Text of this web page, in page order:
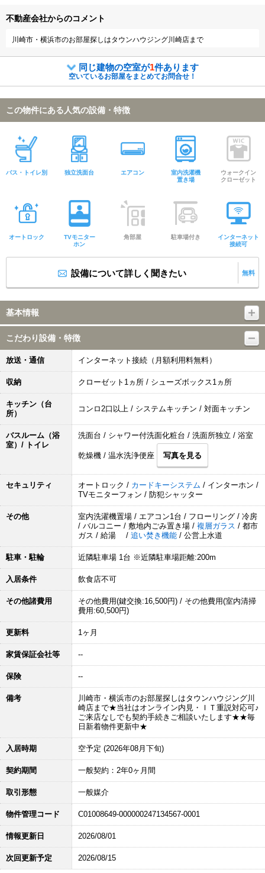
不動産会社からのコメント
川崎市・横浜市のお部屋探しはタウンハウジング川崎店まで
同じ建物の空室が1件あります
空いているお部屋をまとめてお問合せ！
この物件にある人気の設備・特徴
バス・トイレ別 独立洗面台 エアコン
室内洗濯機
置き場
ウォークイン
クローゼット
オートロック
TVモニター
ホン
角部屋 駐車場付き
インターネット
接続可
設備について詳しく聞きたい 無料
基本情報
こだわり設備・特徴
放送・通信 インターネット接続（月額利用料無料）
収納 クローゼット1ヵ所 / シューズボックス1ヵ所
キッチン（台
所）
コンロ2口以上 / システムキッチン / 対面キッチン
バスルーム（浴
室）/ トイレ
洗面台 / シャワー付洗面化粧台 / 洗面所独立 / 浴室
乾燥機 / 温水洗浄便座 写真を見る
セキュリティ オートロック / カードキーシステム / インターホン /
TVモニターフォン / 防犯シャッター
その他
室内洗濯機置場 / エアコン1台 / フローリング / 冷房
/ バルコニー / 敷地内ごみ置き場 / 複層ガラス / 都市
ガス / 給湯 / 追い焚き機能 / 公営上水道
駐車・駐輪 近隣駐車場 1台 ※近隣駐車場距離:200m
入居条件 飲食店不可
その他諸費用
その他費用(鍵交換:16,500円) / その他費用(室内清掃
費用:60,500円)
更新料 1ヶ月
家賃保証会社等 --
保険 --
備考
川崎市・横浜市のお部屋探しはタウンハウジング川
崎店まで★当社はオンライン内見・ＩＴ重説対応可♪
ご来店なしでも契約手続きご相談いたします★★毎
日新着物件更新中★
入居時期 空予定 (2026年08月下旬)
契約期間 一般契約：2年0ヶ月間
取引形態 一般媒介
物件管理コード C01008649-000000247134567-0001
情報更新日 2026/08/01
次回更新予定 2026/08/15